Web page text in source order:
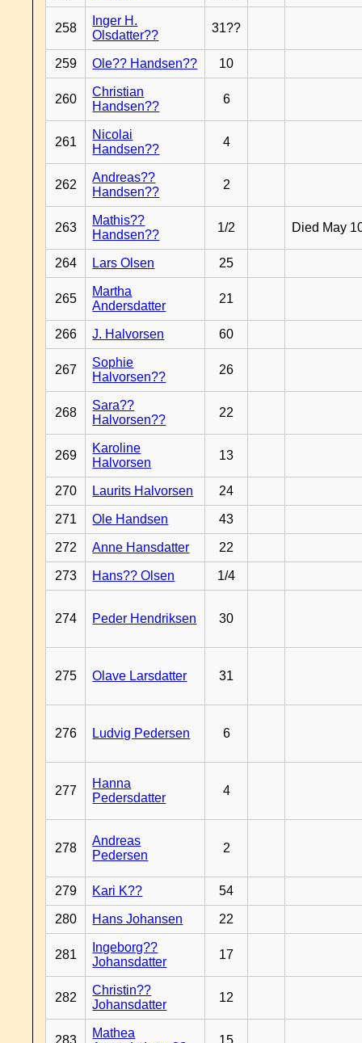
258
Inger H.
Olsdatter??
31??
259 Ole?? Handsen?? 10
260
Christian
Handsen??
6
261
Nicolai
Handsen??
4
262
Andreas??
Handsen??
2
263
Mathis??
Handsen??
1/2 Died May
264 Lars Olsen 25
265
Martha
Andersdatter
21
266 J. Halvorsen 60
267
Sophie
Halvorsen??
26
268
Sara??
Halvorsen??
22
269
Karoline
Halvorsen
13
270 Laurits Halvorsen 24
271 Ole Handsen 43
272 Anne Hansdatter 22
273 Hans?? Olsen 1/4
274 Peder Hendriksen 30
275 Olave Larsdatter 31
276 Ludvig Pedersen 6
277
Hanna
Pedersdatter
4
278
Andreas
Pedersen
2
279 Kari K?? 54
280 Hans Johansen 22
281
Ingeborg??
Johansdatter
17
282
Christin??
Johansdatter
12
283
Mathea
15